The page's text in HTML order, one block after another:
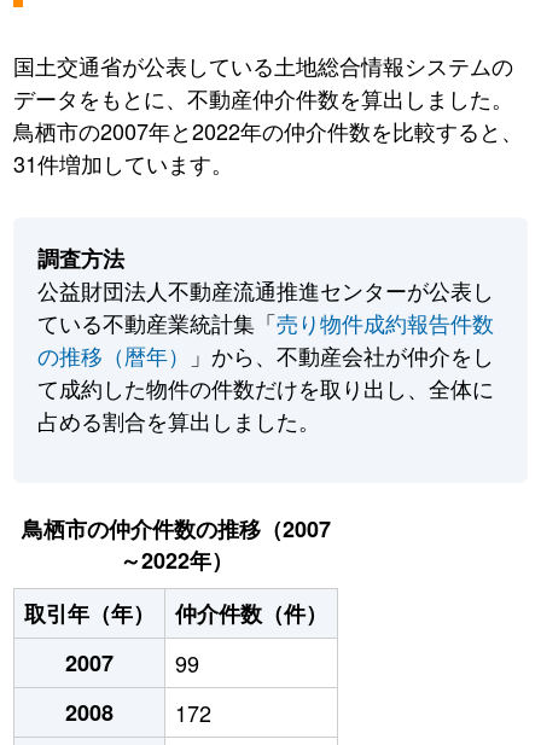
国土交通省が公表している土地総合情報システムの
データをもとに、不動産仲介件数を算出しました。
鳥栖市の2007年と2022年の仲介件数を比較すると、
31件増加しています。
調査方法
公益財団法人不動産流通推進センターが公表し
ている不動産業統計集「売り物件成約報告件数
の推移（暦年）
」から、不動産会社が仲介をし
て成約した物件の件数だけを取り出し、全体に
占める割合を算出しました。
鳥栖市の仲介件数の推移（2007
～2022年）
取引年（年）
仲介件数（件）
2007
99
2008
172